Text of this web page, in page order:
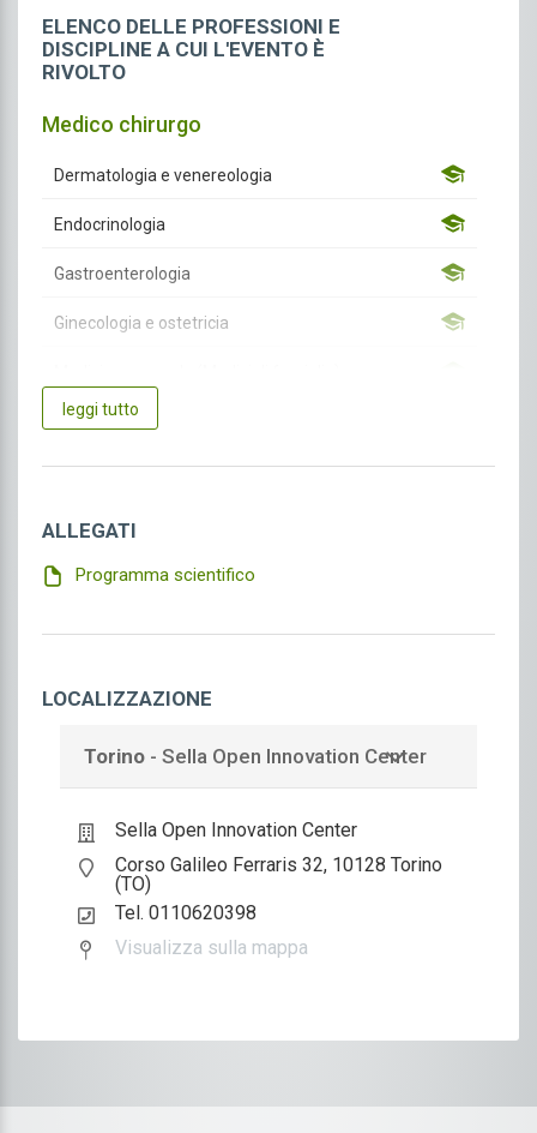
ELENCO DELLE PROFESSIONI E
DISCIPLINE A CUI L'EVENTO È
RIVOLTO
Medico chirurgo
Dermatologia e venereologia
Endocrinologia
Gastroenterologia
Ginecologia e ostetricia
Neuropsichiatria infantile
Oftalmologia
Ortopedia e traumatologia
Otorinolaringoiatria
Urologia
Psicologia
Psicoterapia
leggi tutto
ALLEGATI
Programma scientifico
LOCALIZZAZIONE
Torino - Sella Open Innovation Center
Sella Open Innovation Center
Corso Galileo Ferraris 32, 10128 Torino
(TO)
Tel. 0110620398
Visualizza sulla mappa